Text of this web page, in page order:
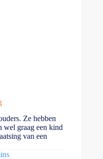
Ze hebben
wel graag een kind
van een